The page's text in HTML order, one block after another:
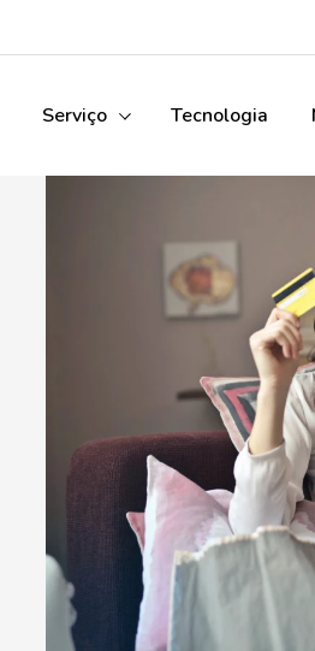
Serviço Tecnologia